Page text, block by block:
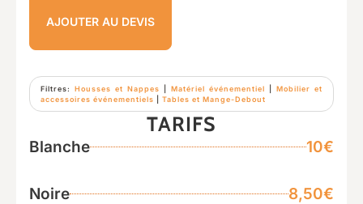
AJOUTER AU DEVIS
Filtres: Housses et Nappes Matériel événementiel
Mobilier et
accessoires événementiels
Tables et Mange-Debout
TARIFS
Blanche 10€
Noire 8,50€